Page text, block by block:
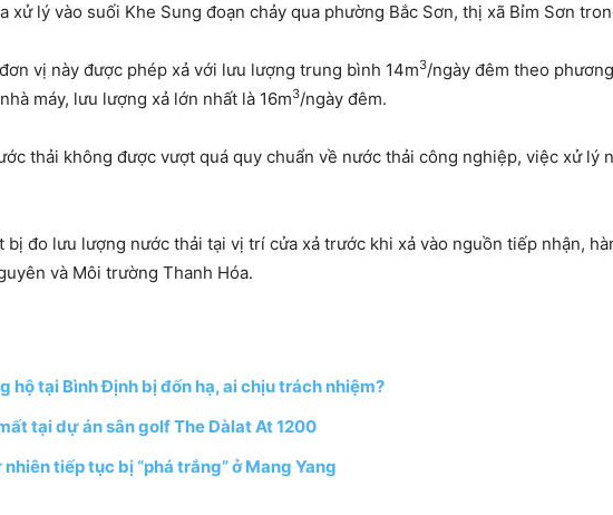
xử lý vào suối Khe Sung đoạn chảy qua phường Bắc Sơn, thị xã Bỉm Sơn
vị này được phép xả với lưu lượng trung bình 14m3/ngày đêm theo
máy, lưu lượng xả lớn nhất là 16m3/ngày đêm.
thải không được vượt quá quy chuẩn về nước thải công nghiệp, việc xử
bị đo lưu lượng nước thải tại vị trí cửa xả trước khi xả vào nguồn tiếp nhận,
và Môi trường Thanh Hóa.
hộ tại Bình Định bị đốn hạ, ai chịu trách nhiệm?
tại dự án sân golf The Dàlat At 1200
tiếp tục bị “phá trắng” ở Mang Yang